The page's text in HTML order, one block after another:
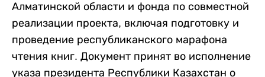
Алматинской области и фонда по совместной
реализации проекта, включая подготовку и
проведение республиканского марафона
чтения книг. Документ принят во исполнение
указа президента Республики Казахстан о